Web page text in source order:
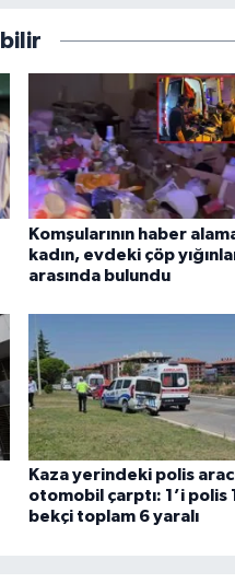
Komşularının haber
kadın, evdeki çöp
arasında bulundu
Kaza yerindeki polis
otomobil çarptı: 1’i polis
bekçi toplam 6 yaralı